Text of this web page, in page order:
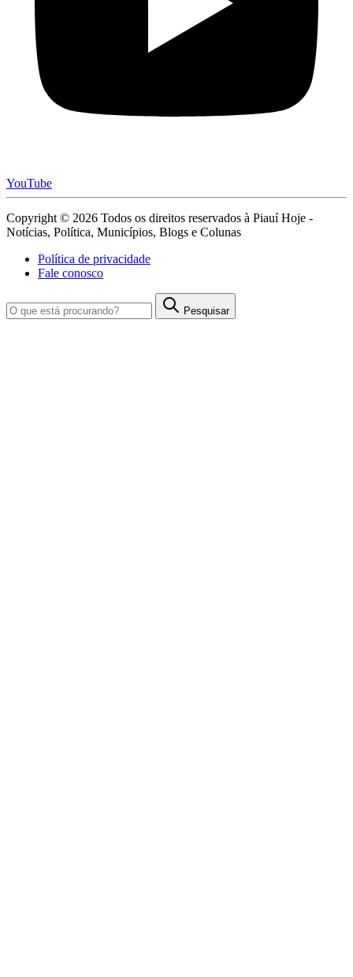
YouTube
Copyright © 2026 Todos os direitos reservados à Piauí Hoje -
Notícias, Política, Municípios, Blogs e Colunas
Política de privacidade
Fale conosco
Pesquisar